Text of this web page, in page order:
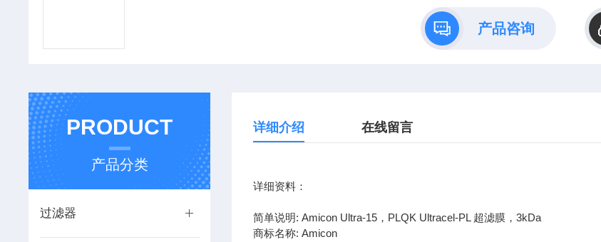
产品咨询
PRODUCT
产品分类
过滤器
详细介绍 在线留言
详细资料：
简单说明: Amicon Ultra-15，PLQK Ultracel-PL 超滤膜，3kDa
商标名称: Amicon